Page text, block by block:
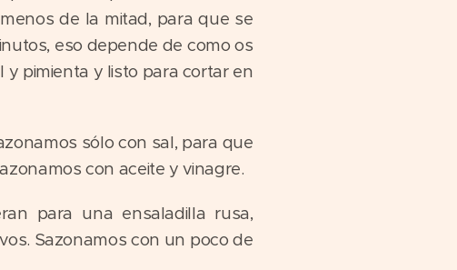
de la mitad, para que se
eso depende de como os
y pimienta y listo para cortar en
sólo con sal, para que
con aceite y vinagre.
para una ensaladilla rusa,
Sazonamos con un poco de